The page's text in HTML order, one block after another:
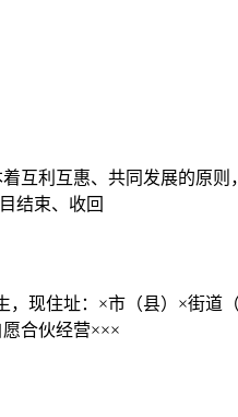
互惠、共同发展的原则
结束、收回
现住址：×市（县）×街
合伙经营×××